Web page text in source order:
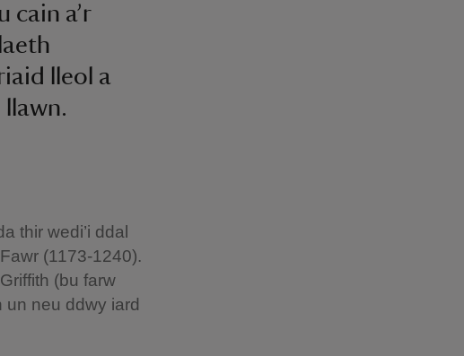
cain a’r
lleol a
thir wedi’i ddal
(1173-1240).
(bu farw
un neu ddwy iard